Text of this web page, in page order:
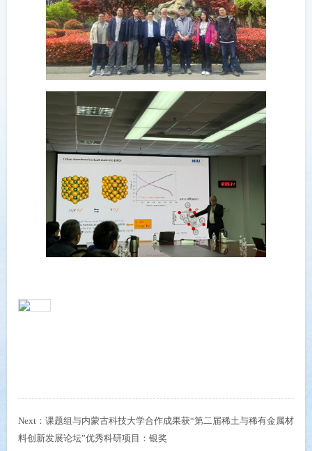
Next： 课题组与内蒙古科技大学合作成果获“第二届稀土与稀有金属材
料创新发展论坛”优秀科研项目：银奖